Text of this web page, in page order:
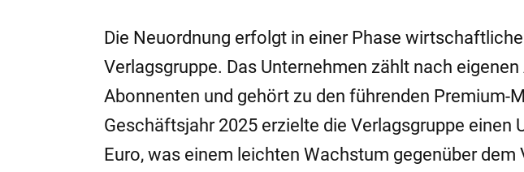
Die Neuordnung erfolgt in einer Phase
Verlagsgruppe. Das Unternehmen zählt nach
Abonnenten und gehört zu den führenden Premium-
Geschäftsjahr 2025 erzielte die Verlagsgruppe einen
Euro, was einem leichten Wachstum gegenüber